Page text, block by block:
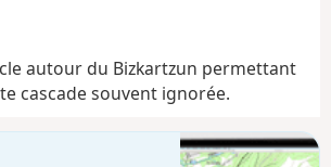
i
autour du Bizkartzun permettant
cascade souvent ignorée.